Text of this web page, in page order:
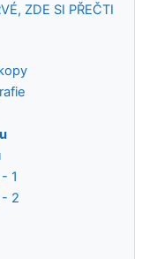
ZDE SI PŘEČTI
1
2